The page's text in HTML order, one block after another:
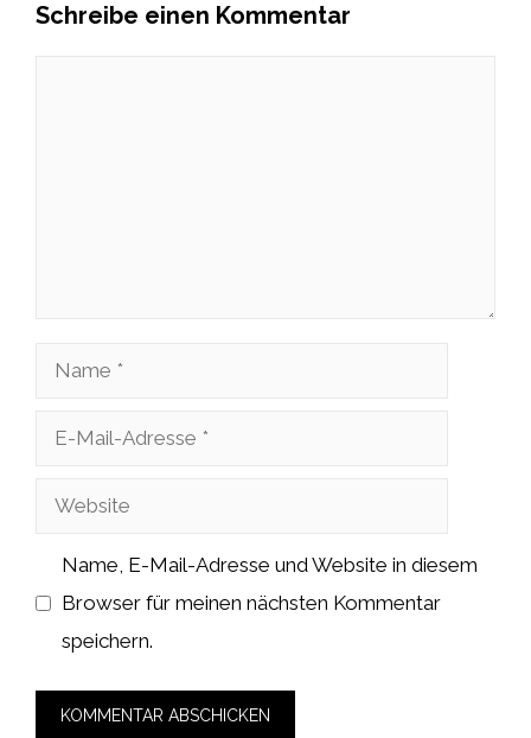
Schreibe einen Kommentar
Name
Adresse
Website
Name, E-Mail-Adresse und Website in diesem
Browser für meinen nächsten Kommentar
speichern.